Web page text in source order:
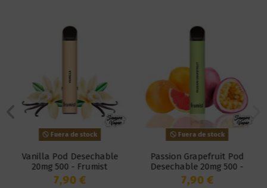
Fuera de stock
Vanilla Pod Desechable
20mg 500 - Frumist
7,90 €
Fuera de stock
Passion Grapefruit Pod
Desechable 20mg 500 -
Frumist
7,90 €